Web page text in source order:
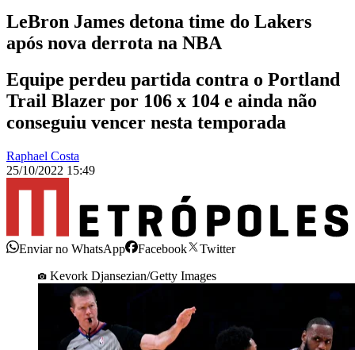
LeBron James detona time do Lakers
após nova derrota na NBA
Equipe perdeu partida contra o Portland
Trail Blazer por 106 x 104 e ainda não
conseguiu vencer nesta temporada
Raphael Costa
25/10/2022 15:49
Enviar no WhatsApp Facebook
Twitter
Kevork Djansezian/Getty Images